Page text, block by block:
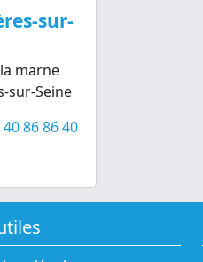
sur-
marne
sur-Seine
40 86 86 40